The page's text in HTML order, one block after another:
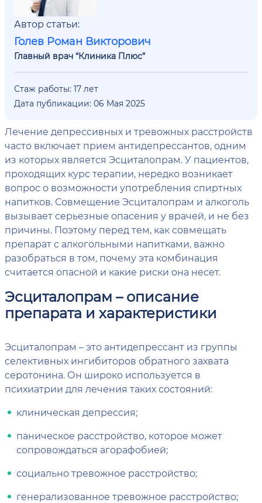
Автор статьи:
Голев Роман Викторович
Главный врач “Клиника Плюс”
Стаж работы: 17 лет
Дата публикации: 06 Мая 2025
Лечение депрессивных и тревожных расстройств
часто включает прием антидепрессантов, одним
из которых является Эсциталопрам. У пациентов,
проходящих курс терапии, нередко возникает
вопрос о возможности употребления спиртных
напитков. Совмещение Эсциталопрам и алкоголь
вызывает серьезные опасения у врачей, и не без
причины. Поэтому перед тем, как совмещать
препарат с алкогольными напитками, важно
разобраться в том, почему эта комбинация
считается опасной и какие риски она несет.
Эсциталопрам – описание
препарата и характеристики
Эсциталопрам – это антидепрессант из группы
селективных ингибиторов обратного захвата
серотонина. Он широко используется в
психиатрии для лечения таких состояний:
клиническая депрессия;
паническое расстройство, которое может
сопровождаться агорафобией;
социально тревожное расстройство;
генерализованное тревожное расстройство;